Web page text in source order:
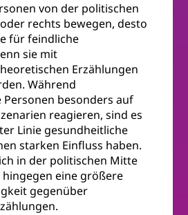
von der politischen
rechts bewegen, desto
für feindliche
sie mit
Erzählungen
Während
besonders auf
reagieren, sind es
Linie gesundheitliche
starken Einfluss haben.
in der politischen Mitte
eine größere
gegenüber